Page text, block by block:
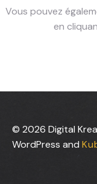
Vous pouvez
en
© 2026 Digital
WordPress and